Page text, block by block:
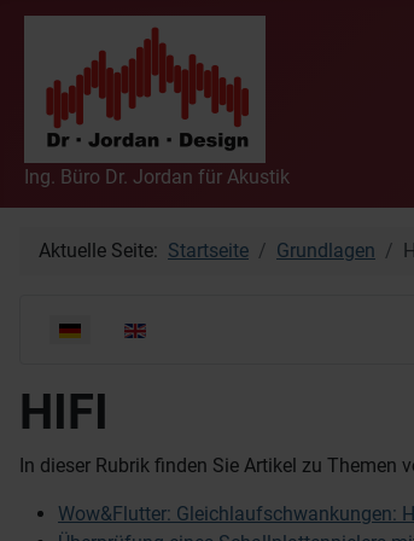
Ing. Büro Dr. Jordan für Akustik
Aktuelle Seite: Startseite Grundlagen
Sprache auswählen
HIFI
In dieser Rubrik finden Sie Artikel zu Themen
Wow&Flutter: Gleichlaufschwankungen: